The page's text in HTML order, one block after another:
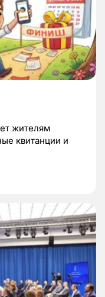
жителям
квитанции и